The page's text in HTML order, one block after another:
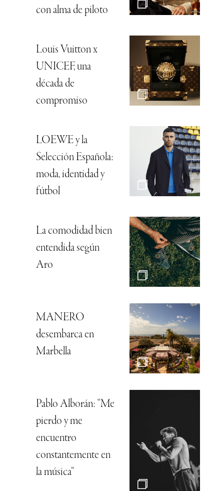
con alma de piloto
Louis Vuitton x
UNICEF, una
década de
compromiso
LOEWE y la
Selección Española:
moda, identidad y
fútbol
La comodidad bien
entendida según
Aro
MANERO
desembarca en
Marbella
Pablo Alborán: “Me
pierdo y me
encuentro
constantemente en
la música”